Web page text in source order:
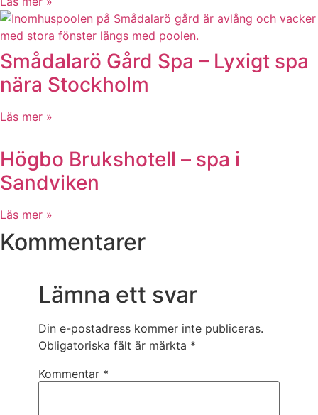
Smådalarö Gård Spa – Lyxigt spa
nära Stockholm
Läs mer »
Högbo Brukshotell – spa i
Sandviken
Läs mer »
Kommentarer
Lämna ett svar
Din e-postadress kommer inte publiceras.
Obligatoriska fält är märkta *
Kommentar *